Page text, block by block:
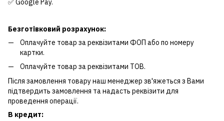
✅ Google Pay.
Безготівковий розрахунок:
Оплачуйте товар за реквізитами ФОП або по номеру
картки.
Оплачуйте товар за реквізитами ТОВ.
Після замовлення товару наш менеджер зв'яжеться з Вами
підтвердить замовлення та надасть реквізити для
проведення операції.
В кредит: